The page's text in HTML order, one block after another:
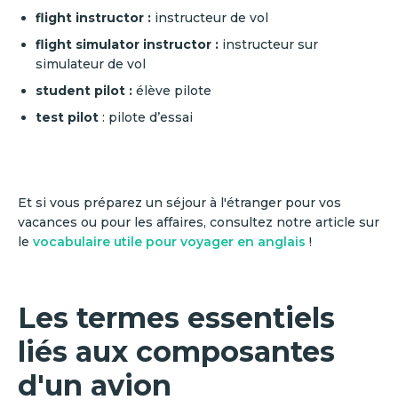
flight instructor : instructeur de vol
flight simulator instructor : instructeur sur
simulateur de vol
student pilot : élève pilote
test pilot : pilote d’essai
Et si vous préparez un séjour à l'étranger pour vos
vacances ou pour les affaires, consultez notre article sur
le vocabulaire utile pour voyager en anglais !
Les termes essentiels
liés aux composantes
d'un avion